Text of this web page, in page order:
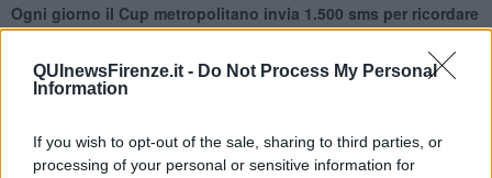
QUInewsFirenze.it - Do Not Process My Personal
Information
If you wish to opt-out of the sale, sharing to third parties, or
processing of your personal or sensitive information for
Ogni giorno il Cup metropolitano invia 1.500 sms per ricordare
ai cittadini gli appuntamenti per visite specialistiche e